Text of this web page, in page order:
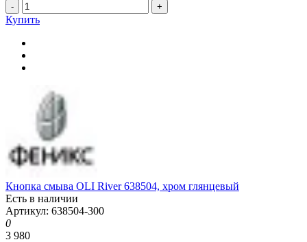
- +
Купить
Кнопка смыва OLI River 638504, хром глянцевый
Есть в наличии
Артикул: 638504-300
0
3 980